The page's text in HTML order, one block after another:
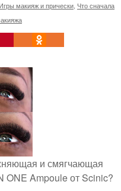
Игры макияж и прически, Что сначала
и смягчающая
ONE Ampoule от Scinic?